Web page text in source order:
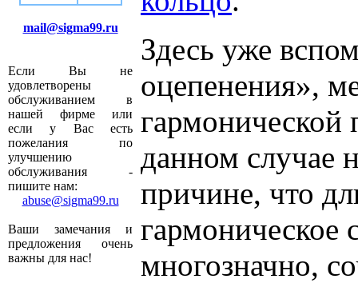
mail@sigma99.ru
Если Вы не
удовлетворены
обслуживанием в
нашей фирме или
если у Вас есть
пожелания по
улучшению
обслуживания -
пишите нам:
abuse@sigma99.ru
Ваши замечания и
предложения очень
важны для нас!
Здесь уже
оцепенения»,
данном случае
причине, что
гармоническое
многозначно,